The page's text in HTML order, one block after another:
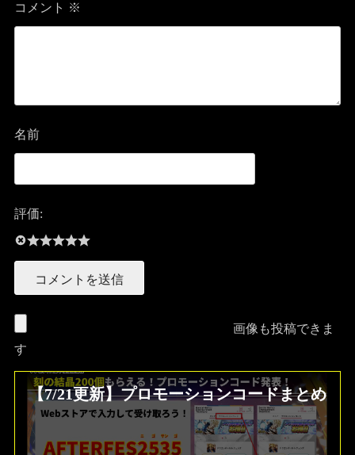
コメント ※
名前
評価:
画像も投稿できま
す
【7/21更新】プロモーションコードまとめ